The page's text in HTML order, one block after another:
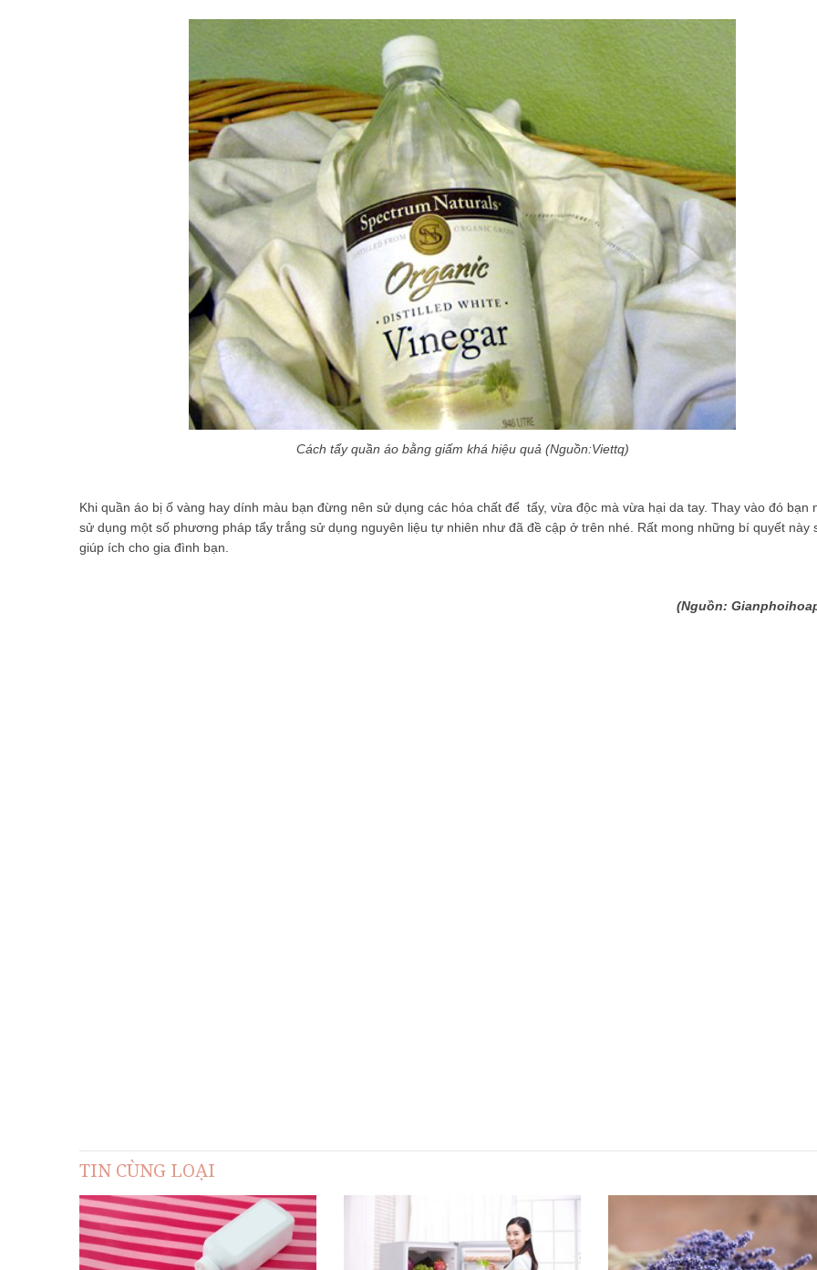
Cách tẩy quần áo bằng giấm khá hiệu quả (Nguồn:Viettq)
Khi quần áo bị ố vàng hay dính màu bạn đừng nên sử dụng các hóa chất để tẩy, vừa độc mà vừa hại da tay. Thay vào đó bạn
sử dụng một số phương pháp tẩy trắng sử dụng nguyên liệu tự nhiên như đã đề cập ở trên nhé. Rất mong những bí quyết này
giúp ích cho gia đình bạn.
(Nguồn:
TIN CÙNG LOẠI